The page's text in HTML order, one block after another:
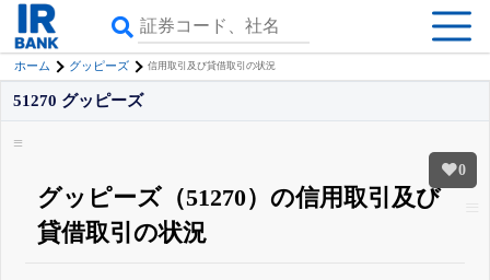
ホーム グッピーズ 信用取引及び貸借取引の状況
0
51270 グッピーズ
グッピーズ（51270）の信用取引及び
貸借取引の状況